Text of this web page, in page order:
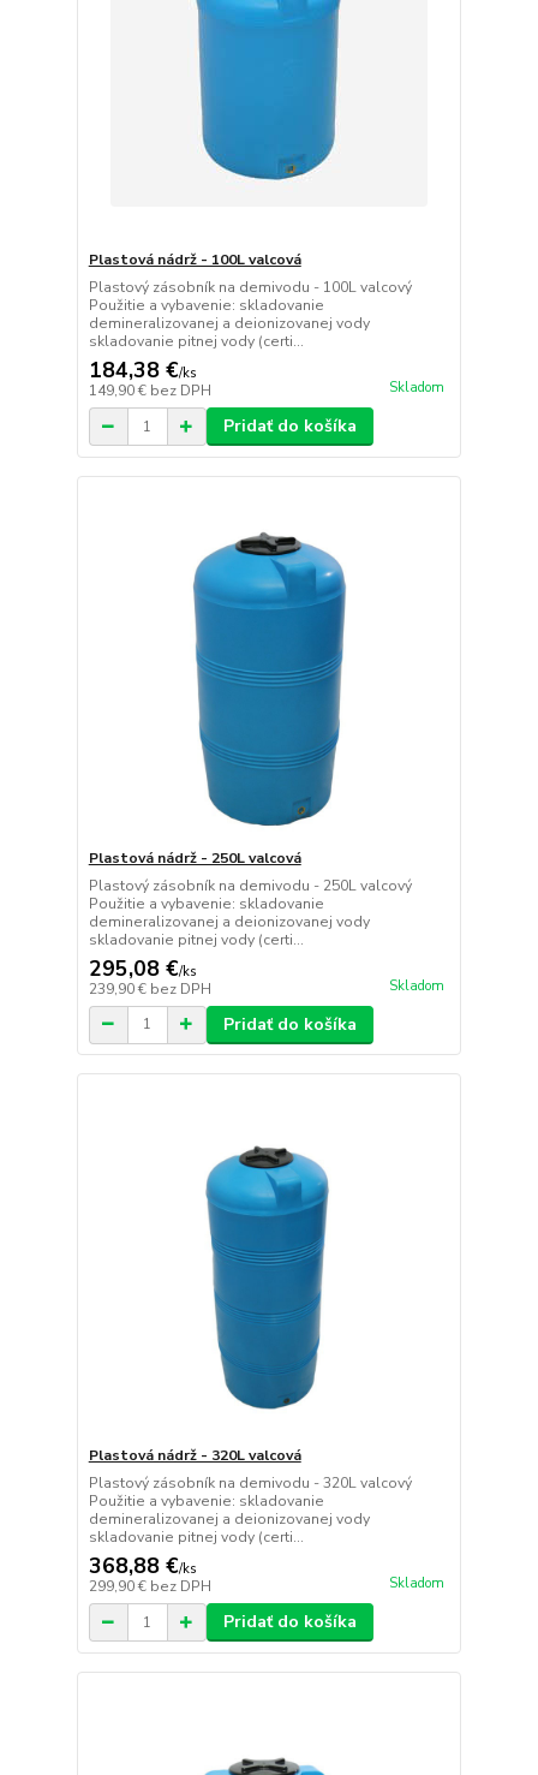
Plastová nádrž - 100L valcová
Plastový zásobník na demivodu - 100L valcový
Použitie a vybavenie: skladovanie
demineralizovanej a deionizovanej vody
skladovanie pitnej vody (certi...
184,38 €/ks
149,90 € bez DPH Skladom
Pridať do košíka
Plastová nádrž - 250L valcová
Plastový zásobník na demivodu - 250L valcový
Použitie a vybavenie: skladovanie
demineralizovanej a deionizovanej vody
skladovanie pitnej vody (certi...
295,08 €/ks
239,90 € bez DPH Skladom
Pridať do košíka
Plastová nádrž - 320L valcová
Plastový zásobník na demivodu - 320L valcový
Použitie a vybavenie: skladovanie
demineralizovanej a deionizovanej vody
skladovanie pitnej vody (certi...
368,88 €/ks
299,90 € bez DPH Skladom
Pridať do košíka